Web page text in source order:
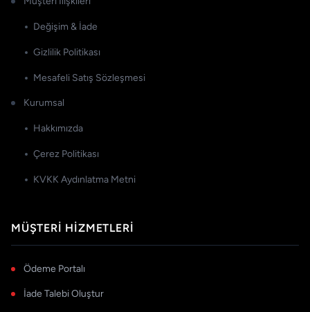
Değişim & İade
Gizlilik Politikası
Mesafeli Satış Sözleşmesi
Kurumsal
Hakkımızda
Çerez Politikası
KVKK Aydınlatma Metni
MÜŞTERI HIZMETLERI
Ödeme Portalı
İade Talebi Oluştur